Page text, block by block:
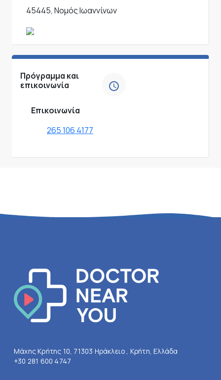
45445, Νομός Ιωαννίνων
Πρόγραμμα και
επικοινωνία
Επικοινωνία
265 106 4177
Μάχης Κρήτης 10, 71303 Ηράκλειο , Κρήτη, Ελλάδα
+30 281 600 4747